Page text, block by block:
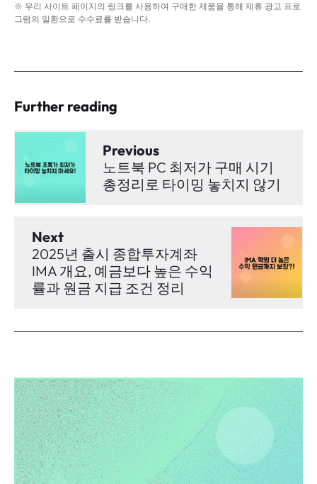
※ 우리 사이트 페이지의 링크를 사용하여 구매한 제품을 통해 제휴 광고 프로
그램의 일환으로 수수료를 받습니다.
Further reading
Previous
노트북 PC 최저가 구매 시기
총정리로 타이밍 놓치지 않기
Next
2025년 출시 종합투자계좌
IMA 개요, 예금보다 높은 수익
률과 원금 지급 조건 정리